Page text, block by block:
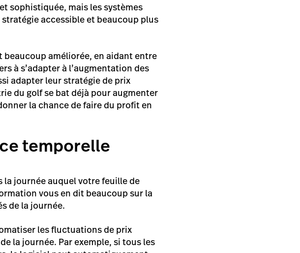
sophistiquée, mais les systèmes
accessible et beaucoup plus
beaucoup améliorée, en aidant entre
à s’adapter à l’augmentation des
adapter leur stratégie de prix
du golf se bat déjà pour augmenter
la chance de faire du profit en
temporelle
journée auquel votre feuille de
vous en dit beaucoup sur la
de la journée.
les fluctuations de prix
la journée. Par exemple, si tous les